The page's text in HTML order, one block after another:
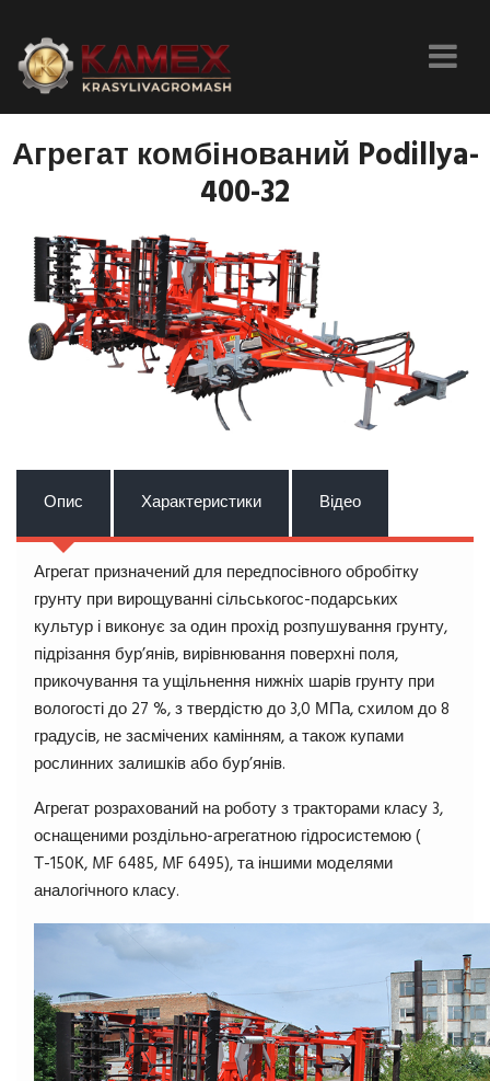
Агрегат комбінований Podillya-
400-32
Опис Характеристики Відео
Агрегат призначений для передпосівного обробітку
грунту при вирощуванні сільськогос-подарських
культур і виконує за один прохід розпушування грунту,
підрізання бур’янів, вирівнювання поверхні поля,
прикочування та ущільнення нижніх шарів грунту при
вологості до 27 %, з твердістю до 3,0 МПа, схилом до 8
градусів, не засмічених камінням, а також купами
рослинних залишків або бур’янів.
Агрегат розрахований на роботу з тракторами класу 3,
оснащеними роздільно-агрегатною гідросистемою (
Т-150К, MF 6485, MF 6495), та іншими моделями
аналогічного класу.